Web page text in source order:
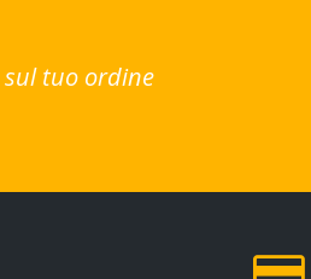
sul tuo ordine